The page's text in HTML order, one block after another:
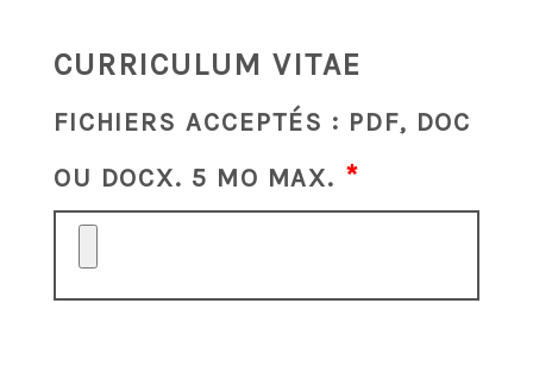
CURRICULUM VITAE
FICHIERS ACCEPTÉS : PDF, DOC
OU DOCX. 5 MO MAX.